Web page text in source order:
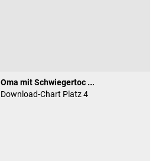
Oma mit Schwiegertoc ...
Download-Chart Platz 4